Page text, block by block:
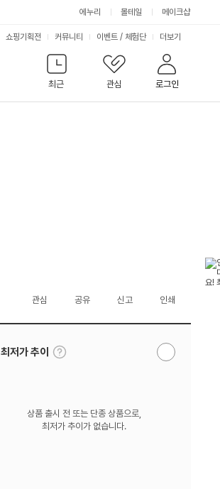
에누리 몰테일 메이크샵
최근
관심 로그인
쇼핑기획전 커뮤니티 이벤트 / 체험단 서
비
스
더보기
관심 공유 신고 인쇄
최저가 추이
툴
팁
알
상품 출시 전 또는 단종 상품으로,
최저가 추이가 없습니다.